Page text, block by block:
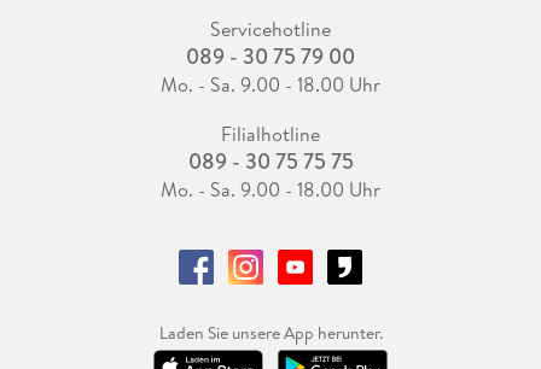
Servicehotline
089 - 30 75 79 00
Mo. - Sa. 9.00 - 18.00 Uhr
Filialhotline
089 - 30 75 75 75
Mo. - Sa. 9.00 - 18.00 Uhr
Laden Sie unsere App herunter.